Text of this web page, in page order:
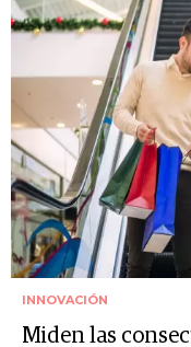
INNOVACIÓN
Miden las